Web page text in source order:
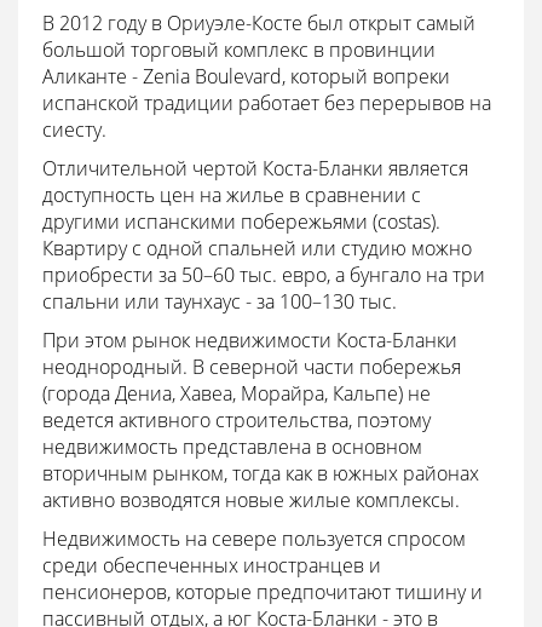
В 2012 году в Ориуэле-Косте был открыт самый
большой торговый комплекс в провинции
Аликанте - Zenia Boulevard, который вопреки
испанской традиции работает без перерывов на
сиесту.
Отличительной чертой Коста-Бланки является
доступность цен на жилье в сравнении с
другими испанскими побережьями (costas).
Квартиру с одной спальней или студию можно
приобрести за 50–60 тыс. евро, а бунгало на три
спальни или таунхаус - за 100–130 тыс.
При этом рынок недвижимости Коста-Бланки
неоднородный. В северной части побережья
(города Дениа, Хавеа, Морайра, Кальпе) не
ведется активного строительства, поэтому
недвижимость представлена в основном
вторичным рынком, тогда как в южных районах
активно возводятся новые жилые комплексы.
Недвижимость на севере пользуется спросом
среди обеспеченных иностранцев и
пенсионеров, которые предпочитают тишину и
пассивный отдых, а юг Коста-Бланки - это в